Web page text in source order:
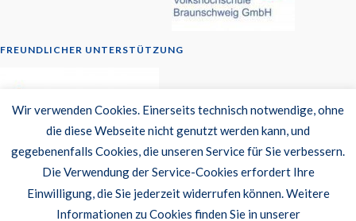
FREUNDLICHER UNTERSTÜTZUNG
© 2014-2026
Newsletter
Datenschutzerklärung
Wir verwenden Cookies. Einerseits technisch notwendige, ohne
die diese Webseite nicht genutzt werden kann, und
gegebenenfalls Cookies, die unseren Service für Sie verbessern.
Die Verwendung der Service-Cookies erfordert Ihre
Einwilligung, die Sie jederzeit widerrufen können. Weitere
Informationen zu Cookies finden Sie in unserer